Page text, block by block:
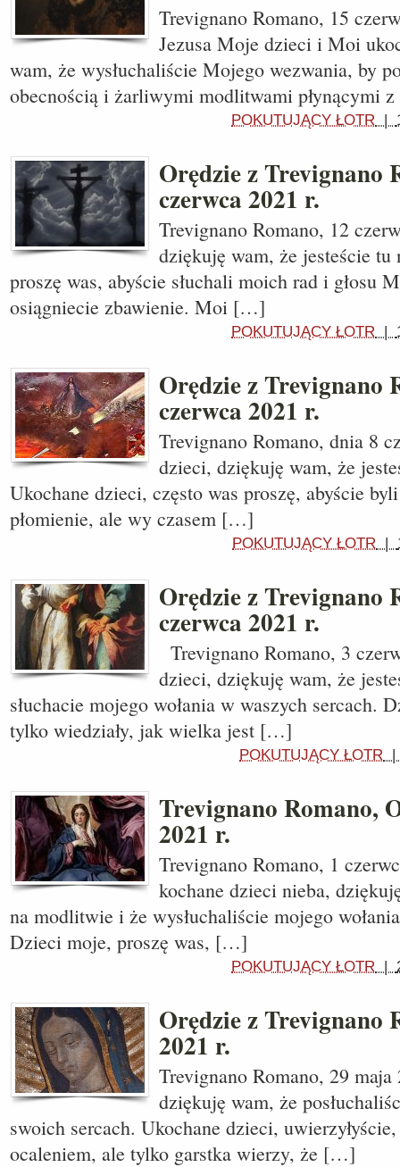
Trevignano Romano, 15
Jezusa Moje dzieci i Moi
wam, że wysłuchaliście Mojego wezwania, by
obecnością i żarliwymi modlitwami płynącymi
POKUTUJĄCY ŁOTR |
Orędzie z Trevignano
czerwca 2021 r.
Trevignano Romano, 12
dziękuję wam, że jesteście
proszę was, abyście słuchali moich rad i głosu
osiągniecie zbawienie. Moi […]
POKUTUJĄCY ŁOTR |
Orędzie z Trevignano
czerwca 2021 r.
Trevignano Romano, dnia 8
dzieci, dziękuję wam, że
Ukochane dzieci, często was proszę, abyście
płomienie, ale wy czasem […]
POKUTUJĄCY ŁOTR |
Orędzie z Trevignano
czerwca 2021 r.
Trevignano Romano, 3
dzieci, dziękuję wam, że
słuchacie mojego wołania w waszych sercach.
tylko wiedziały, jak wielka jest […]
POKUTUJĄCY ŁOTR
Trevignano Romano,
2021 r.
Trevignano Romano, 1
kochane dzieci nieba,
na modlitwie i że wysłuchaliście mojego
Dzieci moje, proszę was, […]
POKUTUJĄCY ŁOTR |
Orędzie z Trevignano
2021 r.
Trevignano Romano, 29
dziękuję wam, że
swoich sercach. Ukochane dzieci,
ocaleniem, ale tylko garstka wierzy, że […]